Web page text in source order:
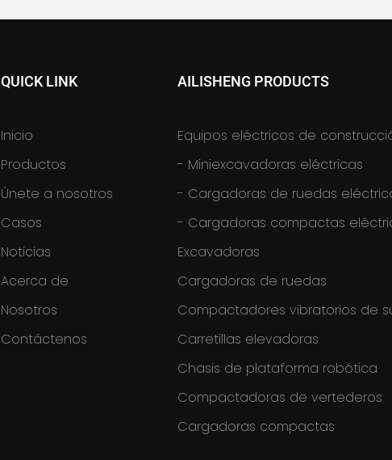
QUICK LINK
Inicio
Productos
Únete a nosotros
Casos
Noticias
Acerca de
Nosotros
Contáctenos
AILISHENG PRODUCTS
Equipos eléctricos de
- Miniexcavadoras eléctricas
- Cargadoras de ruedas
- Cargadoras compactas
Excavadoras
Cargadoras de ruedas
Compactadores vibratorios de
Carretillas elevadoras
Chasis de plataforma robótica
Compactadoras de vertederos
Cargadoras compactas